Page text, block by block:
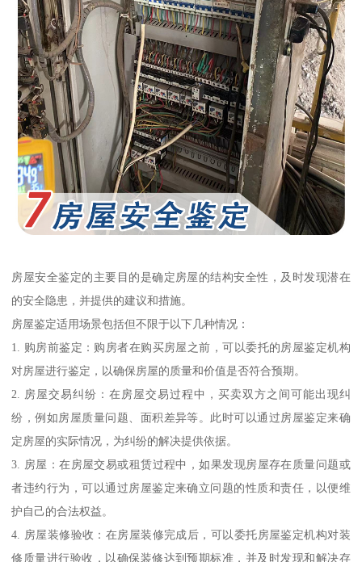
房屋安全鉴定的主要目的是确定房屋的结构安全性，及时发现潜在
的安全隐患，并提供的建议和措施。
房屋鉴定适用场景包括但不限于以下几种情况：
1. 购房前鉴定：购房者在购买房屋之前，可以委托的房屋鉴定机构
对房屋进行鉴定，以确保房屋的质量和价值是否符合预期。
2. 房屋交易纠纷：在房屋交易过程中，买卖双方之间可能出现纠
纷，例如房屋质量问题、面积差异等。此时可以通过房屋鉴定来确
定房屋的实际情况，为纠纷的解决提供依据。
3. 房屋：在房屋交易或租赁过程中，如果发现房屋存在质量问题或
者违约行为，可以通过房屋鉴定来确立问题的性质和责任，以便维
护自己的合法权益。
4. 房屋装修验收：在房屋装修完成后，可以委托房屋鉴定机构对装
修质量进行验收，以确保装修达到预期标准，并及时发现和解决存